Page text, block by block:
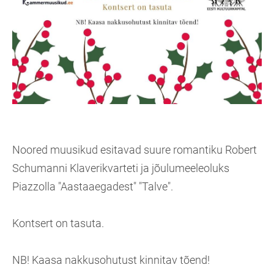
Noored muusikud esitavad suure romantiku Robert
Schumanni Klaverikvarteti ja jõulumeeleoluks
Piazzolla "Aastaaegadest" "Talve".
Kontsert on tasuta.
NB! Kaasa nakkusohutust kinnitav tõend!